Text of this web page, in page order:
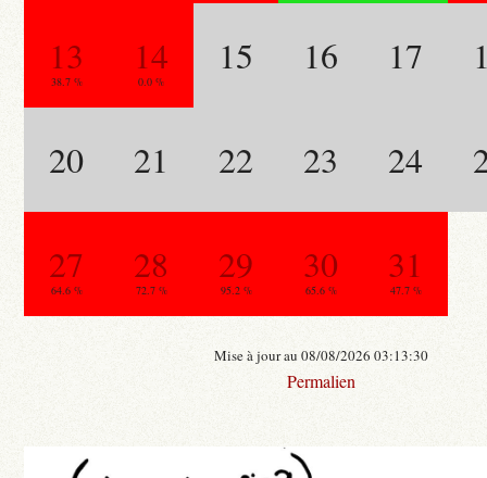
13
38.7 %
14
0.0 %
15 16 17
20 21 22 23 24
27
64.6 %
28
72.7 %
29
95.2 %
30
65.6 %
31
47.7 %
Mise à jour au 08/08/2026 03:13:30
Permalien